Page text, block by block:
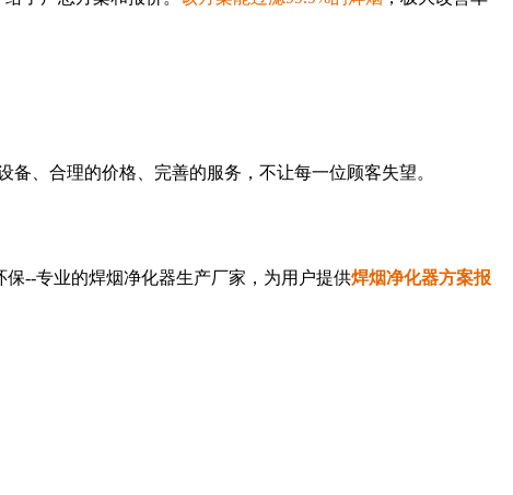
、合理的价格、完善的服务，不让每一位顾客失望。
保--专业的焊烟净化器生产厂家，为用户提供焊烟净化器方案报